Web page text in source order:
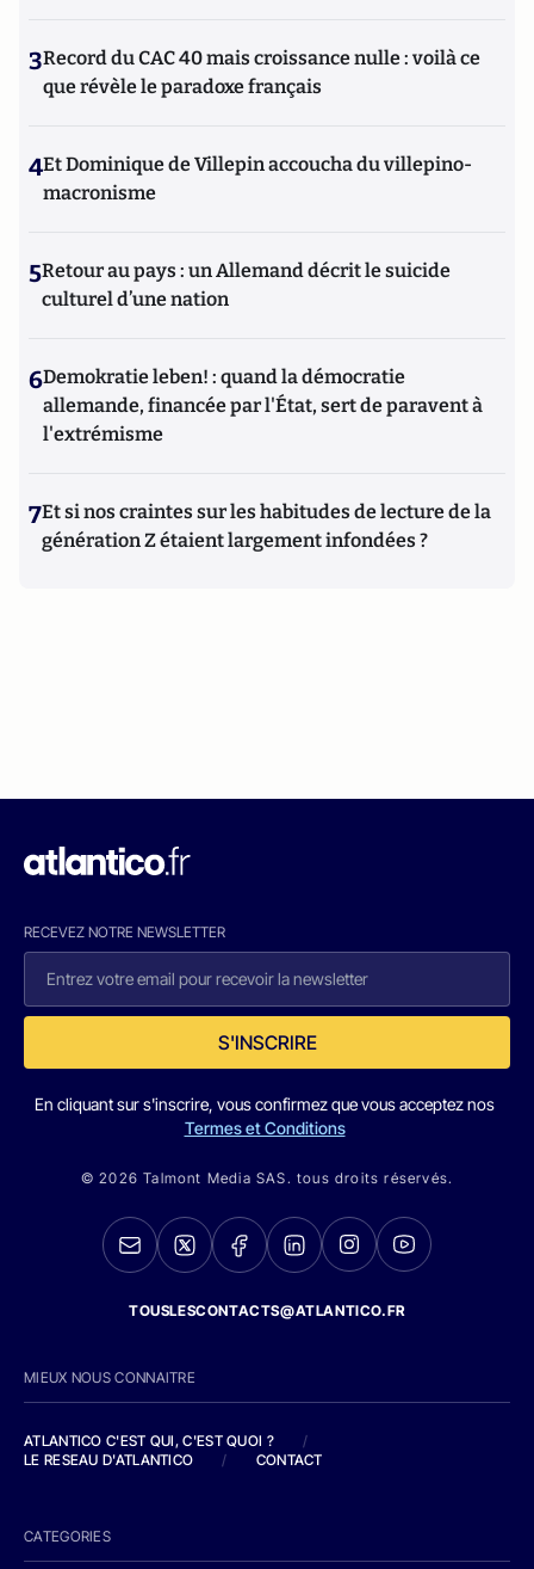
3Record du CAC 40 mais croissance nulle : voilà ce
que révèle le paradoxe français
4Et Dominique de Villepin accoucha du villepino-
macronisme
5Retour au pays : un Allemand décrit le suicide
culturel d’une nation
6Demokratie leben! : quand la démocratie
allemande, financée par l'État, sert de paravent à
l'extrémisme
7Et si nos craintes sur les habitudes de lecture de la
génération Z étaient largement infondées ?
RECEVEZ NOTRE NEWSLETTER
S'INSCRIRE
En cliquant sur s'inscrire, vous confirmez que vous acceptez nos
Termes et Conditions
© 2026 Talmont Media SAS. tous droits réservés.
TOUSLESCONTACTS@ATLANTICO.FR
MIEUX NOUS CONNAITRE
ATLANTICO C'EST QUI, C'EST QUOI ?
/
LE RESEAU D'ATLANTICO
/ CONTACT
CATEGORIES